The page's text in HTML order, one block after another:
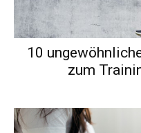
10
zum